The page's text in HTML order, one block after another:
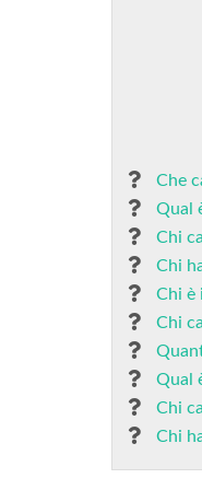
Che
Qual
Chi
Chi
Chi è
Chi
Qual
Chi
Chi